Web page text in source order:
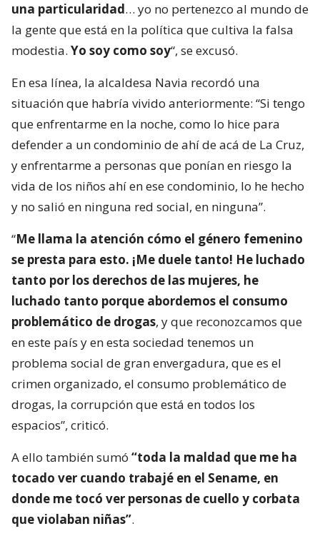
una particularidad… yo no pertenezco al mundo de
la gente que está en la política que cultiva la falsa
modestia. Yo soy como soy“, se excusó.
En esa línea, la alcaldesa Navia recordó una
situación que habría vivido anteriormente: “Si tengo
que enfrentarme en la noche, como lo hice para
defender a un condominio de ahí de acá de La Cruz,
y enfrentarme a personas que ponían en riesgo la
vida de los niños ahí en ese condominio, lo he hecho
y no salió en ninguna red social, en ninguna”.
“Me llama la atención cómo el género femenino
se presta para esto. ¡Me duele tanto! He luchado
tanto por los derechos de las mujeres, he
luchado tanto porque abordemos el consumo
problemático de drogas, y que reconozcamos que
en este país y en esta sociedad tenemos un
problema social de gran envergadura, que es el
crimen organizado, el consumo problemático de
drogas, la corrupción que está en todos los
espacios”, criticó.
A ello también sumó “toda la maldad que me ha
tocado ver cuando trabajé en el Sename, en
donde me tocó ver personas de cuello y corbata
que violaban niñas”.